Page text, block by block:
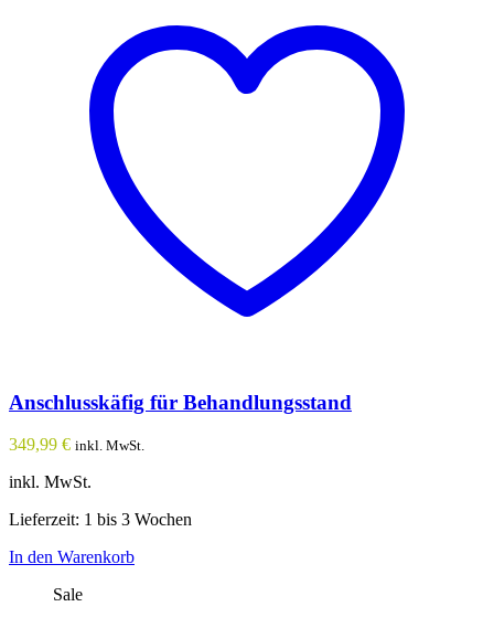
Anschlusskäfig für Behandlungsstand
349,99 € inkl. MwSt.
inkl. MwSt.
Lieferzeit: 1 bis 3 Wochen
In den Warenkorb
Sale